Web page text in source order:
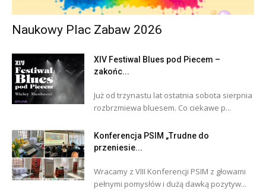
Naukowy Plac Zabaw 2026
XIV Festiwal Blues pod Piecem –
zakońc...
Już od trzynastu lat ostatnia sobota sierpnia
rozbrzmiewa bluesem. Co ciekawe p...
Konferencja PSIM „Trudne do
przeniesie...
Wracamy z VIII Konferencji PSIM z głowami
pełnymi pomysłów i dużą dawką pozytyw...